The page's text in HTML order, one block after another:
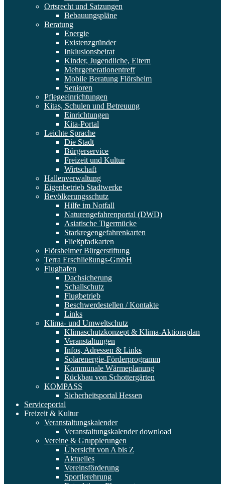
Ortsrecht und Satzungen
Bebauungspläne
Beratung
Energie
Existenzgründer
Inklusionsbeirat
Kinder, Jugendliche, Eltern
Mehrgenerationentreff
Mobile Beratung Flörsheim
Senioren
Pflegeeinrichtungen
Kitas, Schulen und Betreuung
Einrichtungen
Kita-Portal
Leichte Sprache
Die Stadt
Bürgerservice
Freizeit und Kultur
Wirtschaft
Hallenverwaltung
Eigenbetrieb Stadtwerke
Bevölkerungsschutz
Hilfe im Notfall
Naturengefahrenportal (DWD)
Asiatische Tigermücke
Starkregengefahrenkarten
Fließpfadkarten
Flörsheimer Bürgerstiftung
Terra Erschließungs-GmbH
Flughafen
Dachsicherung
Schallschutz
Flugbetrieb
Beschwerdestellen / Kontakte
Links
Klima- und Umweltschutz
Klimaschutzkonzept & Klima-Aktionsplan
Veranstaltungen
Infos, Adressen & Links
Solarenergie-Förderprogramm
Kommunale Wärmeplanung
Rückbau von Schottergärten
KOMPASS
Sicherheitsportal Hessen
Serviceportal
Freizeit & Kultur
Veranstaltungskalender
Veranstaltungskalender download
Vereine & Gruppierungen
Übersicht von A bis Z
Aktuelles
Vereinsförderung
Sportlerehrung